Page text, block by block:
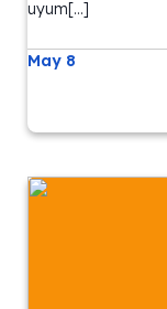
uyum[…]
May 8